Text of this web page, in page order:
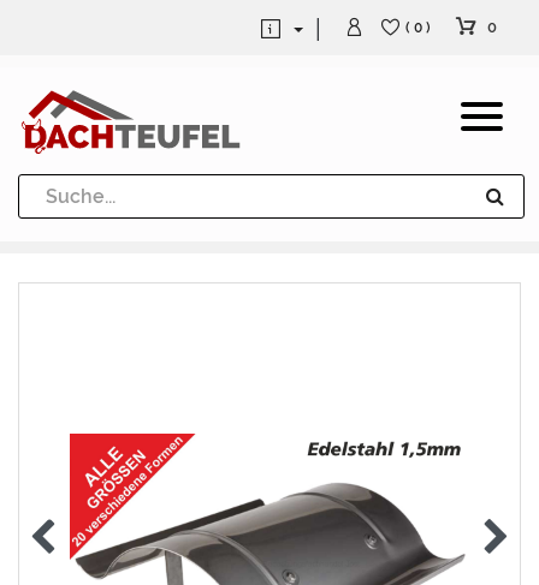
Dachrinne und Fallrohre
Werkzeuge und Löttechnik
( 0 ) 0